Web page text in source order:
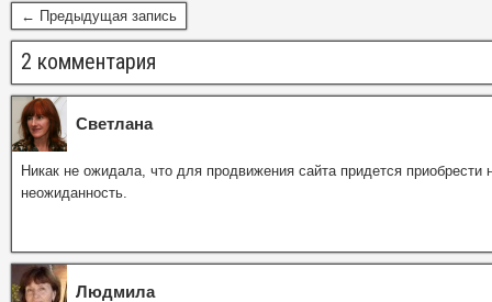
← Предыдущая запись
2 комментария
Светлана
Никак не ожидала, что для продвижения сайта придется
неожиданность.
Людмила